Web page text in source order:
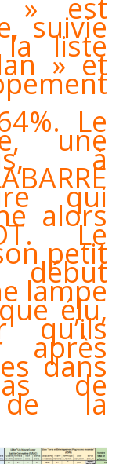
» est
suivie
liste
» et
Le
une
à
qui
alors
Le
petit
lampe
élu,
qu’ils
après
dans
de
de la